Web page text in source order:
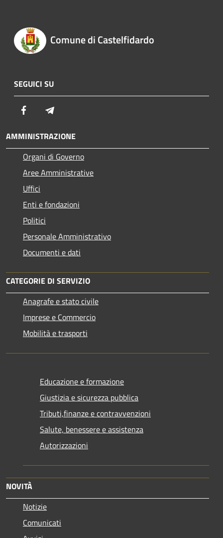
Comune di Castelfidardo
SEGUICI SU
Facebook
AMMINISTRAZIONE
Organi di Governo
Aree Amministrative
Uffici
Enti e fondazioni
Politici
Personale Amministrativo
Documenti e dati
CATEGORIE DI SERVIZIO
Anagrafe e stato civile
Imprese e Commercio
Mobilità e trasporti
Educazione e formazione
Giustizia e sicurezza pubblica
Tributi,finanze e contravvenzioni
Salute, benessere e assistenza
Autorizzazioni
NOVITÀ
Notizie
Comunicati